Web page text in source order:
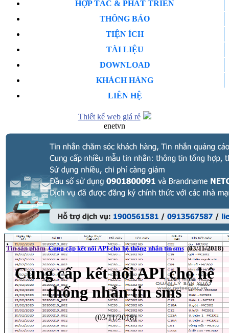
HỢP TÁC & PHÁT TRIỂN
THÔNG BÁO
TIỆN ÍCH
TÀI LIỆU
DOWNLOAD
KHÁCH HÀNG
LIÊN HỆ
Thiết kế web giá rẻ
enetvn
Tin sản phẩm Cung cấp kết nối API cho hệ thống nhắn tin sms (03/11/2018)
Cung cấp kết nối API cho hệ
thống nhắn tin sms
(03/11/2018)